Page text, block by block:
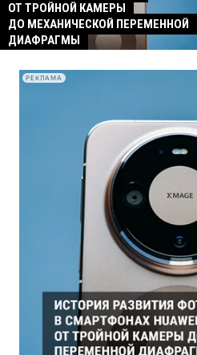
ОТ ТРОЙНОЙ КАМЕРЫ
ДО МЕХАНИЧЕСКОЙ ПЕРЕМЕННОЙ
ДИАФРАГМЫ
РЕКЛАМА